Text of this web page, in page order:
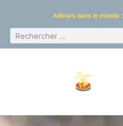
Ailleurs dans le monde :